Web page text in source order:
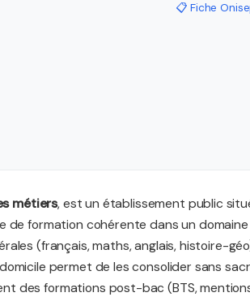
📋 Fiche
métiers, est un établissement public
de formation cohérente dans un domaine
(français, maths, anglais, histoire-
permet de les consolider sans
des formations post-bac (BTS,